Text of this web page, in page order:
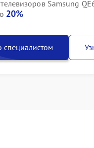
Samsung
20%
специалистом